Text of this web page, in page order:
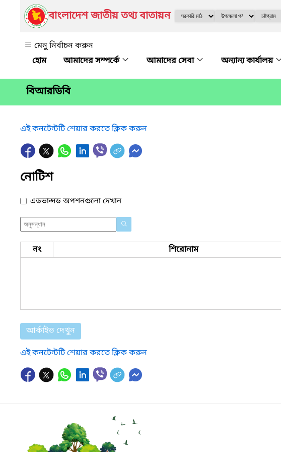
বাংলাদেশ জাতীয় তথ্য বাতায়ন
মেনু নির্বাচন করুন
আমাদের সম্পর্কে
আমাদের সেবা অন্যান্য কার্যালয়
বিআরডিবি
এই কনটেন্টটি শেয়ার করতে ক্লিক করুন
নোটিশ
এডভান্সড অপশনগুলো দেখান
নং শিরোনাম
আর্কাইভ দেখুন
এই কনটেন্টটি শেয়ার করতে ক্লিক করুন